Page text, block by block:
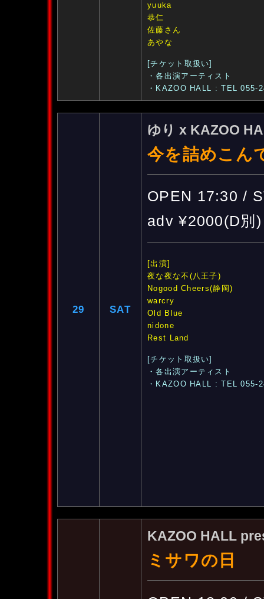
yuuka
恭仁
佐藤さん
あやな
[チケット取扱い]
・各出演アーティスト
・KAZOO HALL : TEL 055-
29 SAT
ゆり x KAZOO
今を詰めこん
OPEN 17:30 /
adv ¥2000(D別
[出演]
夜な夜な不(八王子)
Nogood Cheers(静岡)
warcry
Old Blue
nidone
Rest Land
[チケット取扱い]
・各出演アーティスト
・KAZOO HALL : TEL 055-
KAZOO HALL
ミサワの日